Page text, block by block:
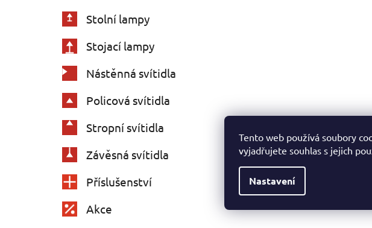
Tento web používá soubory
vyjadřujete souhlas s jejich
Nastavení
Stolní lampy
Stojací lampy
Nástěnná svítidla
Policová svítidla
Stropní svítidla
Závěsná svítidla
Příslušenství
Akce